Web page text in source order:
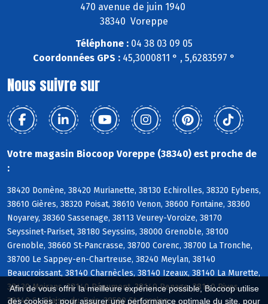
Afin de vous offrir la meilleure expérience possible, Biocoop utilise
des cookies : pour assurer une performance optimale du site, pour
470 avenue de juin 1940
38340 Voreppe
Téléphone : 04 38 03 09 05
Coordonnées GPS : 45,3000811 ° , 5,6283597 °
Nous suivre sur
Votre magasin Biocoop Voreppe (38340) est proche de
:
38420 Domène, 38420 Murianette, 38130 Echirolles, 38320 Eybens,
38610 Gières, 38320 Poisat, 38610 Venon, 38600 Fontaine, 38360
Noyarey, 38360 Sassenage, 38113 Veurey-Voroize, 38170
Seyssinet-Pariset, 38180 Seyssins, 38000 Grenoble, 38100
Grenoble, 38660 St-Pancrasse, 38700 Corenc, 38700 La Tronche,
38700 Le Sappey-en-Chartreuse, 38240 Meylan, 38140
Beaucroissant, 38140 Charnècles, 38140 Izeaux, 38140 La Murette,
38430 Moirans, 38140 Réaumont, 38140 Renage, 38140 Rives,
38140 St-Blaise-du-Buis, 38500 St-Cassien